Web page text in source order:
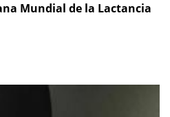
Mundial de la Lactancia